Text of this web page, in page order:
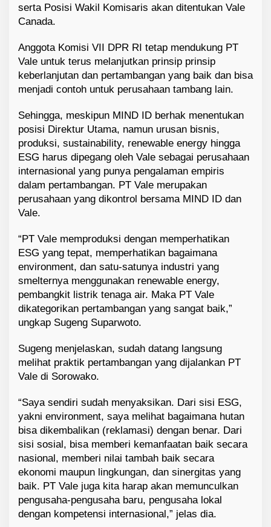
serta Posisi Wakil Komisaris akan ditentukan Vale
Canada.
Anggota Komisi VII DPR RI tetap mendukung PT
Vale untuk terus melanjutkan prinsip prinsip
keberlanjutan dan pertambangan yang baik dan bisa
menjadi contoh untuk perusahaan tambang lain.
Sehingga, meskipun MIND ID berhak menentukan
posisi Direktur Utama, namun urusan bisnis,
produksi, sustainability, renewable energy hingga
ESG harus dipegang oleh Vale sebagai perusahaan
internasional yang punya pengalaman empiris
dalam pertambangan. PT Vale merupakan
perusahaan yang dikontrol bersama MIND ID dan
Vale.
“PT Vale memproduksi dengan memperhatikan
ESG yang tepat, memperhatikan bagaimana
environment, dan satu-satunya industri yang
smelternya menggunakan renewable energy,
pembangkit listrik tenaga air. Maka PT Vale
dikategorikan pertambangan yang sangat baik,”
ungkap Sugeng Suparwoto.
Sugeng menjelaskan, sudah datang langsung
melihat praktik pertambangan yang dijalankan PT
Vale di Sorowako.
“Saya sendiri sudah menyaksikan. Dari sisi ESG,
yakni environment, saya melihat bagaimana hutan
bisa dikembalikan (reklamasi) dengan benar. Dari
sisi sosial, bisa memberi kemanfaatan baik secara
nasional, memberi nilai tambah baik secara
ekonomi maupun lingkungan, dan sinergitas yang
baik. PT Vale juga kita harap akan memunculkan
pengusaha-pengusaha baru, pengusaha lokal
dengan kompetensi internasional,” jelas dia.